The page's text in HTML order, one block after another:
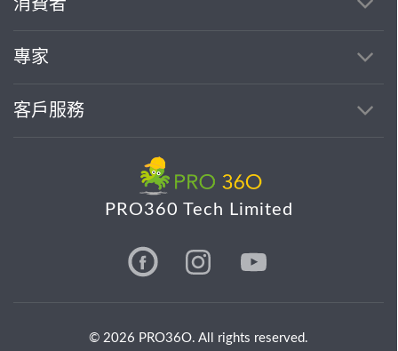
消費者
專家
客戶服務
PRO360 Tech Limited
© 2026 PRO36O. All rights reserved.